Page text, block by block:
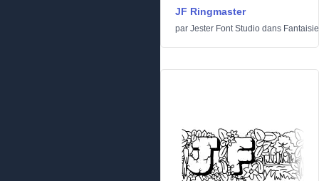
JF Ringmaster
par Jester Font Studio dans Fantaisie